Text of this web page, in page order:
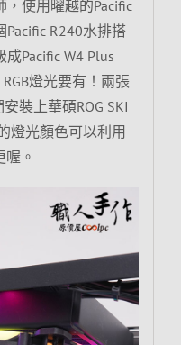
使用曜越的Pacific
R240水排搭
Pacific W4 Plus
燈光要有！兩張
裝上華碩ROG SKI
燈光顏色可以利用
喔。